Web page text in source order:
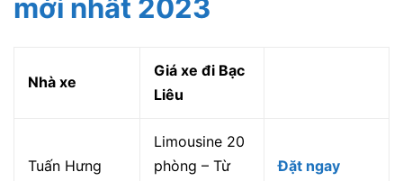
mới nhất 2023
Nhà xe
Giá xe đi Bạc
Liêu
Tuấn Hưng
Limousine 20
phòng – Từ
Đặt ngay